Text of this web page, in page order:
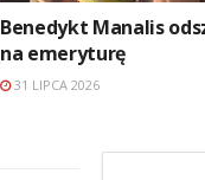
Benedykt Manalis
na emeryturę
31 LIPCA 2026